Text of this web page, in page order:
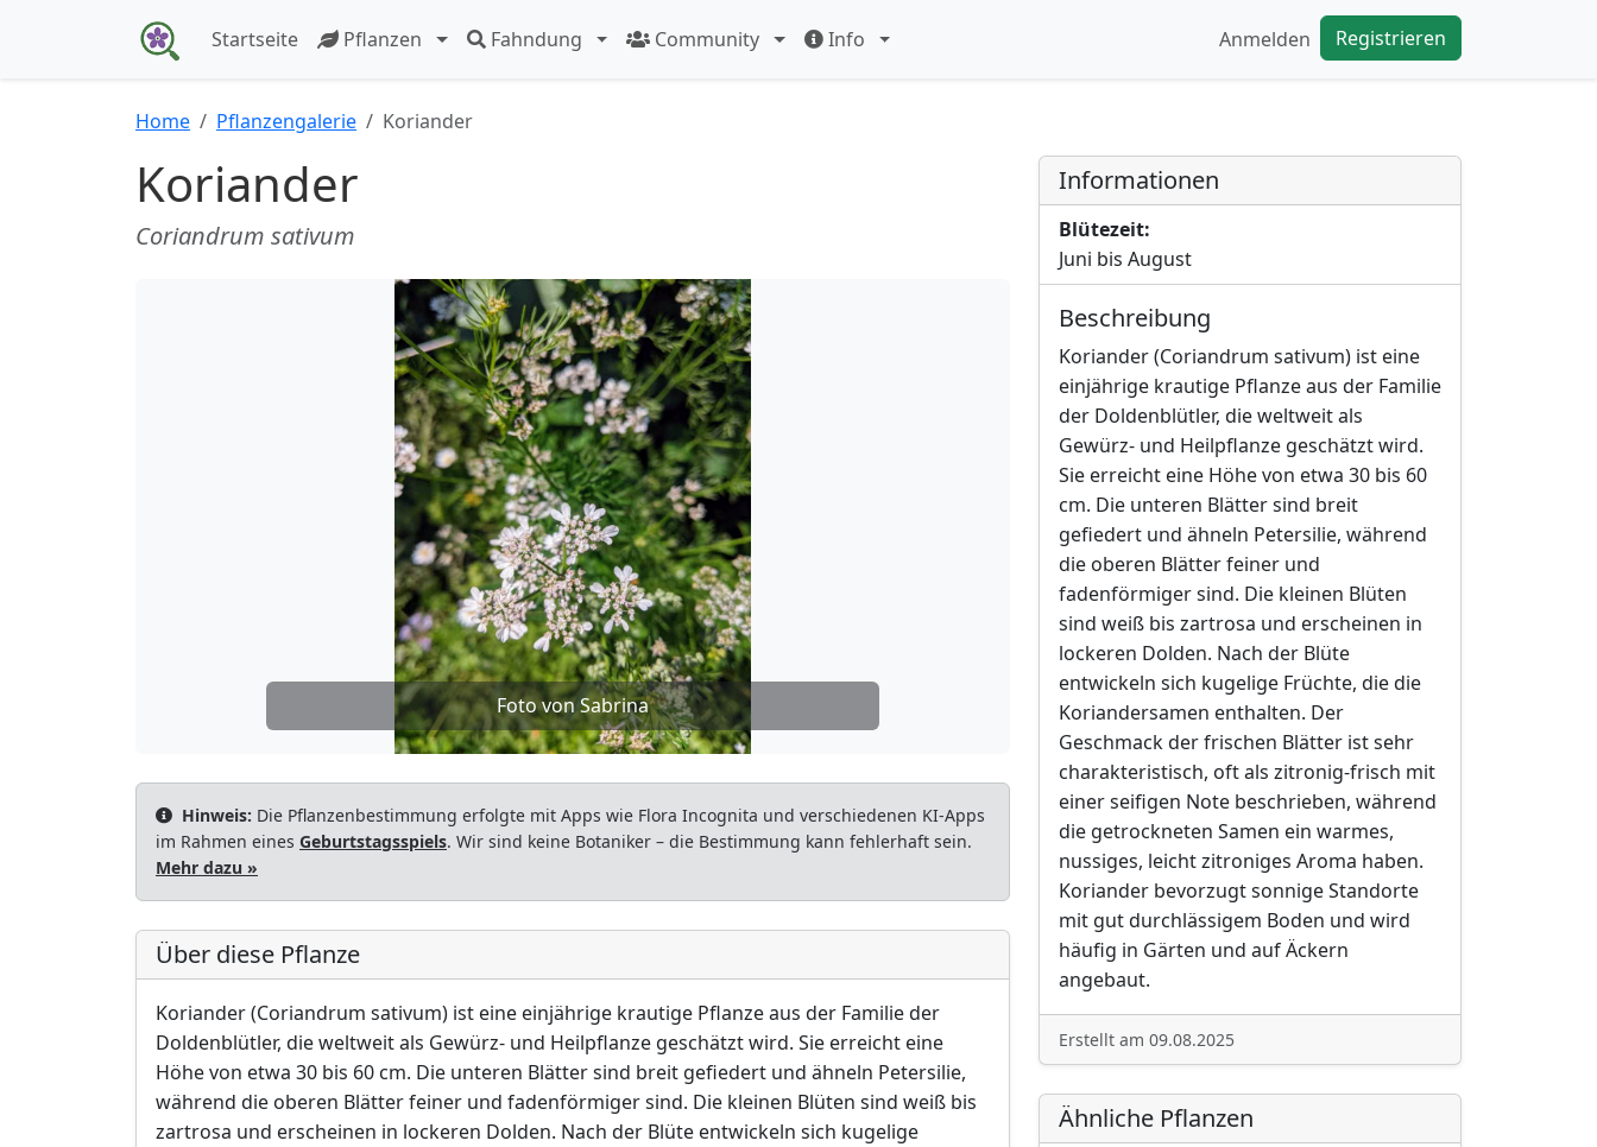
Startseite Pflanzen Fahndung Community Info Anmelden Registrieren
Home Pflanzengalerie Koriander
Koriander
Coriandrum sativum
Foto von Sabrina
Hinweis: Die Pflanzenbestimmung erfolgte mit Apps wie Flora Incognita und verschiedenen KI-Apps
im Rahmen eines Geburtstagsspiels. Wir sind keine Botaniker – die Bestimmung kann fehlerhaft sein.
Mehr dazu »
Über diese Pflanze
Koriander (Coriandrum sativum) ist eine einjährige krautige Pflanze aus der Familie der
Doldenblütler, die weltweit als Gewürz- und Heilpflanze geschätzt wird. Sie erreicht eine
Höhe von etwa 30 bis 60 cm. Die unteren Blätter sind breit gefiedert und ähneln Petersilie,
während die oberen Blätter feiner und fadenförmiger sind. Die kleinen Blüten sind weiß bis
zartrosa und erscheinen in lockeren Dolden. Nach der Blüte entwickeln sich kugelige
Informationen
Blütezeit:
Juni bis August
Beschreibung
Koriander (Coriandrum sativum) ist eine
einjährige krautige Pflanze aus der Familie
der Doldenblütler, die weltweit als
Gewürz- und Heilpflanze geschätzt wird.
Sie erreicht eine Höhe von etwa 30 bis 60
cm. Die unteren Blätter sind breit
gefiedert und ähneln Petersilie, während
die oberen Blätter feiner und
fadenförmiger sind. Die kleinen Blüten
sind weiß bis zartrosa und erscheinen in
lockeren Dolden. Nach der Blüte
entwickeln sich kugelige Früchte, die die
Koriandersamen enthalten. Der
Geschmack der frischen Blätter ist sehr
charakteristisch, oft als zitronig-frisch mit
einer seifigen Note beschrieben, während
die getrockneten Samen ein warmes,
nussiges, leicht zitroniges Aroma haben.
Koriander bevorzugt sonnige Standorte
mit gut durchlässigem Boden und wird
häufig in Gärten und auf Äckern
angebaut.
Erstellt am 09.08.2025
Ähnliche Pflanzen